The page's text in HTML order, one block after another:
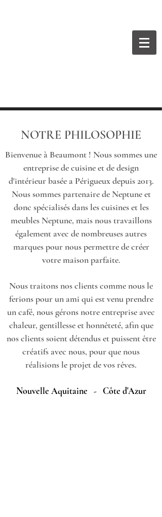
NOTRE PHILOSOPHIE
Bienvenue à Beaumont ! Nous sommes une
entreprise de cuisine et de design
d'intérieur basée a Périgueux depuis 2013.
Nous sommes partenaire de Neptune et
donc spécialisés dans les cuisines et les
meubles Neptune, mais nous travaillons
également avec de nombreuses autres
marques pour nous permettre de créer
votre maison parfaite.
Nous traitons nos clients comme nous le
ferions pour un ami qui est venu prendre
un café, nous gérons notre entreprise avec
chaleur, gentillesse et honnêteté, afin que
nos clients soient détendus et puissent être
créatifs avec nous, pour que nous
réalisions le projet de vos rêves.
Nouvelle Aquitaine - Côte d'Azur